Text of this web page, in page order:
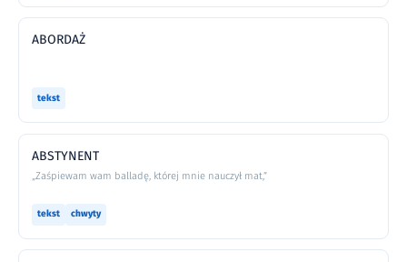
ABORDAŻ
tekst
ABSTYNENT
„Zaśpiewam wam balladę, której mnie nauczył mat,”
tekst chwyty